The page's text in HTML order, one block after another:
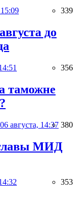
339
до
356
таможне
06 августа, 14:37 380
главы МИД
353